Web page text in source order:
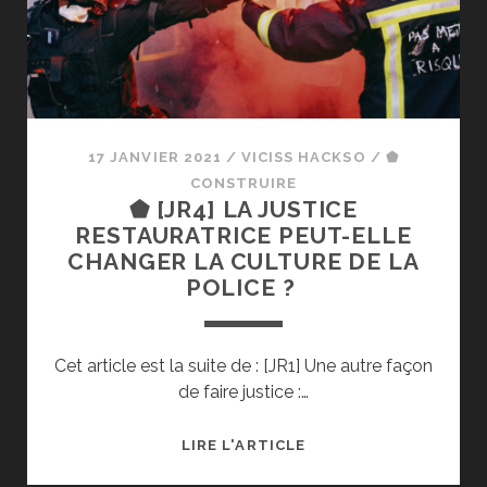
17 JANVIER 2021 /VICISS HACKSO / ⬟
CONSTRUIRE
⬟ [JR4] LA JUSTICE
RESTAURATRICE PEUT-ELLE
CHANGER LA CULTURE DE LA
POLICE ?
Cet article est la suite de : [JR1] Une autre façon
de faire justice :…
LIRE L'ARTICLE⬟